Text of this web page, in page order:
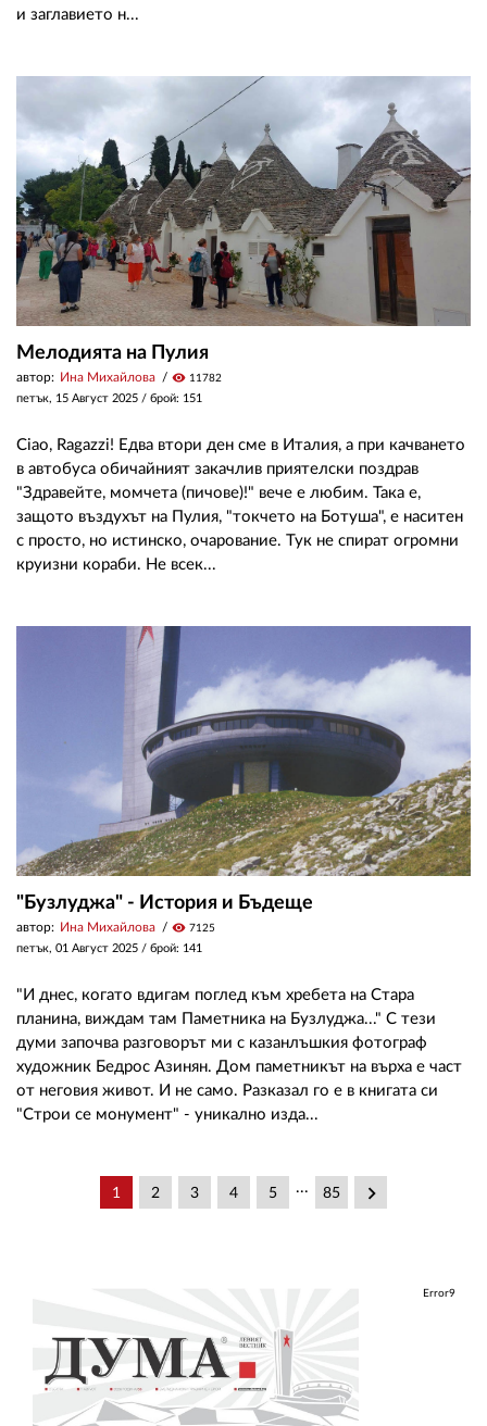
и заглавието н...
Мелодията на Пулия
автор: Ина Михайлова visibility 11782
петък, 15 Август 2025 / брой: 151
Ciao, Ragazzi! Едва втори ден сме в Италия, а при качването
в автобуса обичайният закачлив приятелски поздрав
"Здравейте, момчета (пичове)!" вече е любим. Така е,
защото въздухът на Пулия, "токчето на Ботуша", е наситен
с просто, но истинско, очарование. Тук не спират огромни
круизни кораби. Не всек...
"Бузлуджа" - История и Бъдеще
автор: Ина Михайлова visibility 7125
петък, 01 Август 2025 / брой: 141
"И днес, когато вдигам поглед към хребета на Стара
планина, виждам там Паметника на Бузлуджа..." С тези
думи започва разговорът ми с казанлъшкия фотограф
художник Бедрос Азинян. Дом паметникът на върха е част
от неговия живот. И не само. Разказал го е в книгата си
"Строи се монумент" - уникално изда...
1 2 3 4 5 ... 85 keyboard_arrow_right
Error9